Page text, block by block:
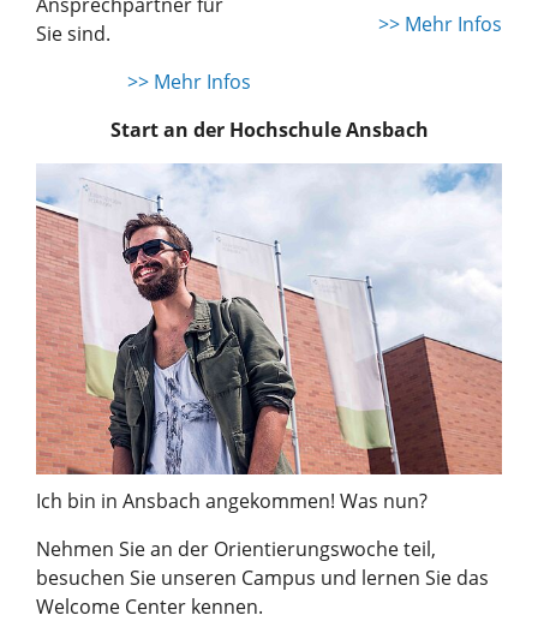
Sie sind.
>> Mehr Infos
>> Mehr Infos
Start an der Hochschule Ansbach
Ich bin in Ansbach angekommen! Was nun?
Nehmen Sie an der Orientierungswoche teil,
besuchen Sie unseren Campus und lernen Sie das
Welcome Center kennen.